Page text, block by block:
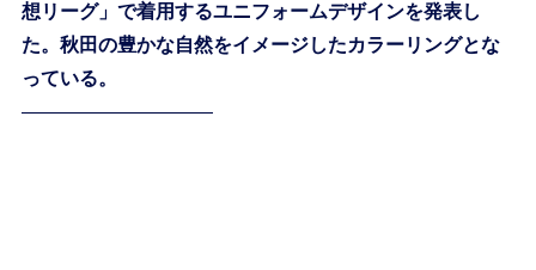
想リーグ」で着用するユニフォームデザインを発表し
た。秋田の豊かな自然をイメージしたカラーリングとな
っている。
——————————